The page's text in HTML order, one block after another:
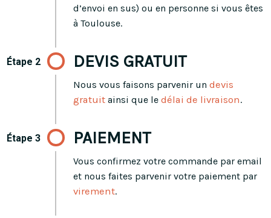
d’envoi en sus) ou en personne si vous êtes
à Toulouse.
DEVIS GRATUIT
Nous vous faisons parvenir undevis
gratuit ainsi que ledélai de livraison.
Étape 2
PAIEMENT
Vous confirmez votre commande par email
et nous faites parvenir votre paiement par
virement.
Étape 3